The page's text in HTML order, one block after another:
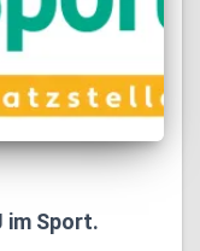
im Sport.